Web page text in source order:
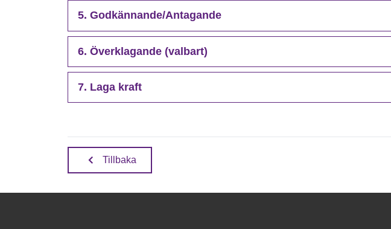
5. Godkännande/Antagande
6. Överklagande (valbart)
7. Laga kraft
Tillbaka